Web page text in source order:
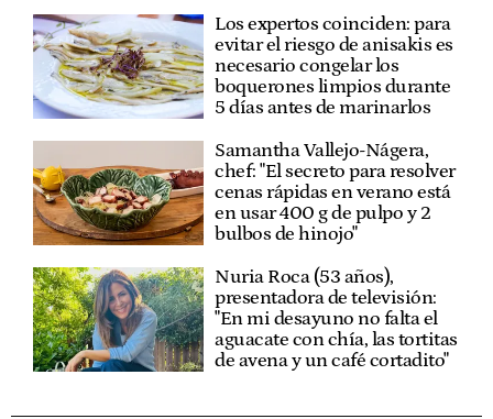
Los expertos coinciden: para
evitar el riesgo de anisakis es
necesario congelar los
boquerones limpios durante
5 días antes de marinarlos
Samantha Vallejo-Nágera,
chef: "El secreto para resolver
cenas rápidas en verano está
en usar 400 g de pulpo y 2
bulbos de hinojo"
Nuria Roca (53 años),
presentadora de televisión:
"En mi desayuno no falta el
aguacate con chía, las tortitas
de avena y un café cortadito"